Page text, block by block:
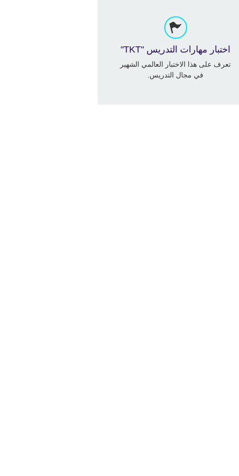
اختبار مهارات التدريس "TKT"
تعرف على هذا الاختبار العالمي الشهير
في مجال التدريس.